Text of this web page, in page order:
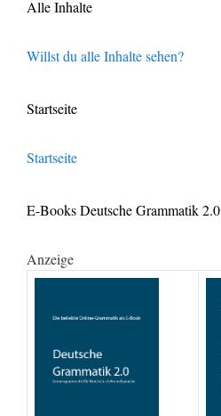
Alle Inhalte
Willst du alle Inhalte sehen?
Startseite
Startseite
E-Books Deutsche Grammatik 2.0
Anzeige